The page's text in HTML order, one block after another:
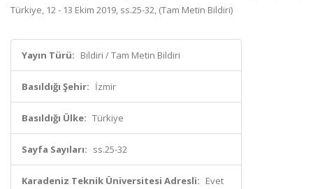
Türkiye, 12 - 13 Ekim 2019, ss.25-32, (Tam Metin Bildiri)
Yayın Türü: Bildiri / Tam Metin Bildiri
Basıldığı Şehir: İzmir
Basıldığı Ülke: Türkiye
Sayfa Sayıları: ss.25-32
Karadeniz Teknik Üniversitesi Adresli: Evet